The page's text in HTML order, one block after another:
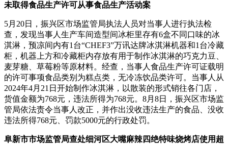
未取得食品生产许可从事食品生产活动案
5月20日，振兴区市场监管局执法人员对当事人进行执法检
查，发现当事人生产车间造型间冰柜里存有6盒不同口味的冰
淇淋，预凉间内有1台“CHEF3”万讯达牌冰淇淋机器和1台冷藏
柜，机器上方和冷藏柜内存放有用于制作冰淇淋的巧克力豆、
麦芽糖、草莓粉等原材料。经查，当事人食品生产许可证载明
的许可事项食品类别为糕点类，无冷冻饮品类许可。当事人从
2024年4月21日开始制作冰淇淋，以散装的形式销往各门店，
货值金额为768元，违法所得为768元。8月8日，振兴区市场监
管局依法责令当事人改正，并作出没收违法生产的食品、没收
违法所得768元、罚款5000元的行政处罚。
阜新市市场监管局查处细河区大嘴麻辣四绝特味烧烤店使用超